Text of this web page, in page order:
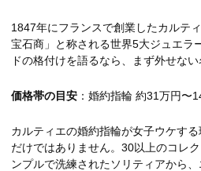
1847年にフランスで創業したカルテ
宝石商」と称される世界5大ジュエラ
ドの格付けを語るなら、まず外せない
価格帯の目安 ：婚約指輪 約31万円〜
カルティエの婚約指輪が女子ウケす
だけではありません。30以上のコレ
ンプルで洗練されたソリティアから